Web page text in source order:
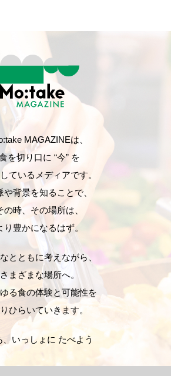
MAGAZINEは、
を切り口に “今” を
ているメディアです。
や背景を知ることで、
の時、その場所は、
り豊かになるはず。
とともに考えながら、
さまざまな場所へ。
る食の体験と可能性を
ひらいていきます。
、いっしょに たべよう